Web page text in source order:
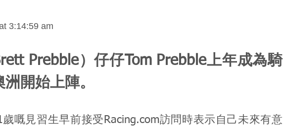
3:14:59 am
Prebble）仔仔Tom Prebble上年成為騎
洲開始上陣。
嘅見習生早前接受Racing.com訪問時表示自己未來有意